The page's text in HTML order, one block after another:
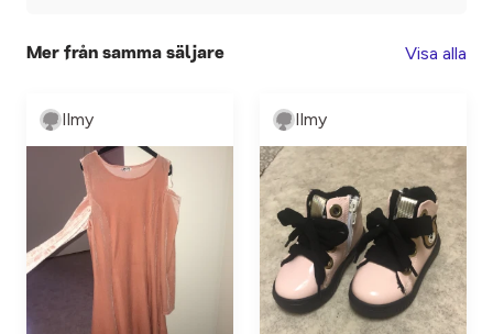
Mer från samma säljare Visa alla
Ilmy Ilmy